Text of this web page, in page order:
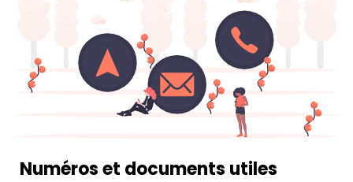
Numéros et documents utiles